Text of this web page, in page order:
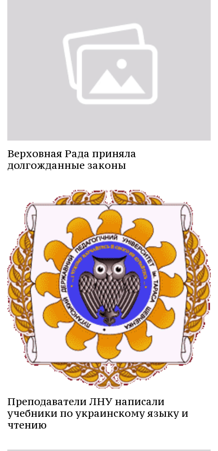
Верховная Рада приняла
долгожданные законы
Преподаватели ЛНУ написали
учебники по украинскому языку и
чтению